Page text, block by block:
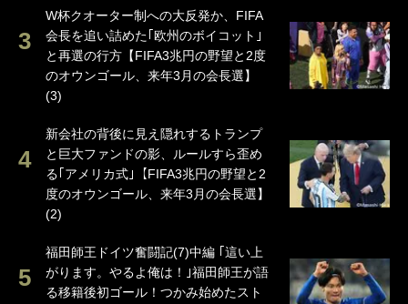
W杯クオーター制への大反発か、FIFA
会長を追い詰めた｢欧州のボイコット｣
と再選の行方【FIFA3兆円の野望と2度
のオウンゴール、来年3月の会長選】
(3)
新会社の背後に見え隠れするトランプ
と巨大ファンドの影、ルールすら歪め
る｢アメリカ式｣【FIFA3兆円の野望と2
度のオウンゴール、来年3月の会長選】
(2)
福田師王ドイツ奮闘記(7)中編 ｢這い上
がります。やるよ俺は！｣福田師王が語
る移籍後初ゴール！つかみ始めたスト